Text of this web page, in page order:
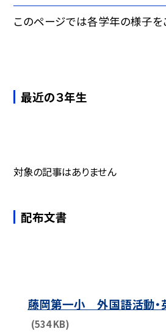
このページでは各学年の様子を
最近の３年生
対象の記事はありません
配布文書
藤岡第一小 外国語活動・
(534 KB)